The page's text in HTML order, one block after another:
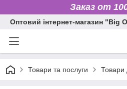
Заказ от
Оптовий інтернет-магазин "Big
Товари та послуги Товари